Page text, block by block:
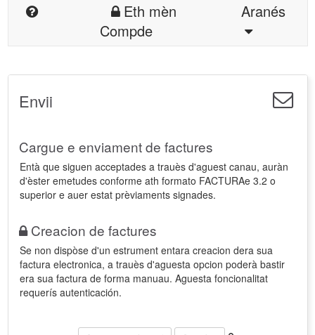
Eth mèn
Compde
Aranés
Envii
Cargue e enviament de factures
Entà que siguen acceptades a trauès d'aguest canau, auràn
d'èster emetudes conforme ath formato FACTURAe 3.2 o
superior e auer estat prèviaments signades.
Creacion de factures
Se non dispòse d'un estrument entara creacion dera sua
factura electronica, a trauès d'aguesta opcion poderà bastir
era sua factura de forma manuau. Aguesta foncionalitat
requerís autenticación.